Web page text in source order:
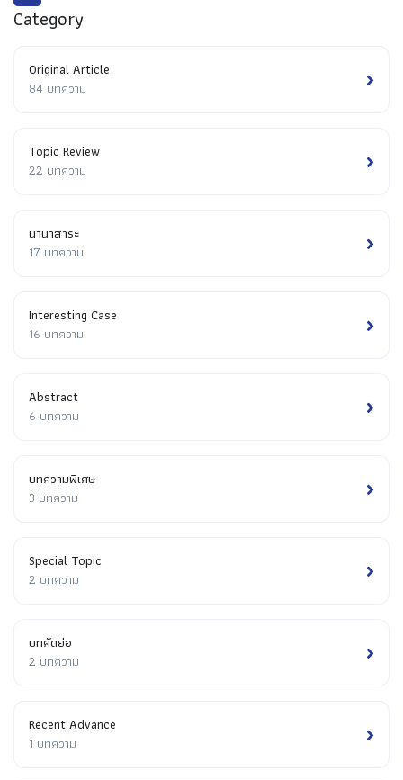
Category
Original Article
84 บทความ
Topic Review
22 บทความ
นานาสาระ
17 บทความ
Interesting Case
16 บทความ
Abstract
6 บทความ
บทความพิเศษ
3 บทความ
Special Topic
2 บทความ
บทคัดย่อ
2 บทความ
Recent Advance
1 บทความ